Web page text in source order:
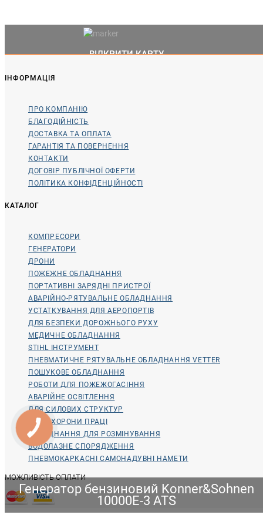
Генератор бензиновий Konner&Sohnen
10000E-3 ATS
ВІДКРИТИ КАРТУ
ІНФОРМАЦІЯ
ПРО КОМПАНІЮ
БЛАГОДІЙНІСТЬ
ДОСТАВКА ТА ОПЛАТА
ГАРАНТІЯ ТА ПОВЕРНЕННЯ
КОНТАКТИ
ДОГОВІР ПУБЛІЧНОЇ ОФЕРТИ
ПОЛІТИКА КОНФІДЕНЦІЙНОСТІ
КАТАЛОГ
КОМПРЕСОРИ
ГЕНЕРАТОРИ
ДРОНИ
ПОЖЕЖНЕ ОБЛАДНАННЯ
ПОРТАТИВНІ ЗАРЯДНІ ПРИСТРОЇ
АВАРІЙНО-РЯТУВАЛЬНЕ ОБЛАДНАННЯ
УСТАТКУВАННЯ ДЛЯ АЕРОПОРТІВ
ДЛЯ БЕЗПЕКИ ДОРОЖНЬОГО РУХУ
МЕДИЧНЕ ОБЛАДНАННЯ
STIHL ІНСТРУМЕНТ
ПНЕВМАТИЧНЕ РЯТУВАЛЬНЕ ОБЛАДНАННЯ VETTER
ПОШУКОВЕ ОБЛАДНАННЯ
РОБОТИ ДЛЯ ПОЖЕЖОГАСІННЯ
АВАРІЙНЕ ОСВІТЛЕННЯ
ДЛЯ СИЛОВИХ СТРУКТУР
ДЛЯ ОХОРОНИ ПРАЦІ
ОБЛАДНАННЯ ДЛЯ РОЗМІНУВАННЯ
ВОДОЛАЗНЕ СПОРЯДЖЕННЯ
ПНЕВМОКАРКАСНІ САМОНАДУВНІ НАМЕТИ
МОЖЛИВІСТЬ ОПЛАТИ